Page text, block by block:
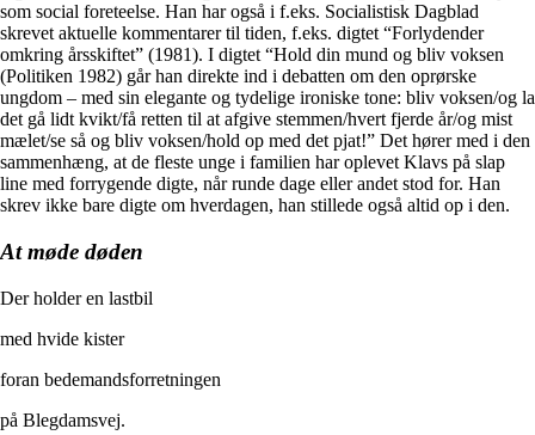
som social foreteelse. Han har også i f.eks. Socialistisk Dagblad
skrevet aktuelle kommentarer til tiden, f.eks. digtet “Forlydender
omkring årsskiftet” (1981). I digtet “Hold din mund og bliv voksen
(Politiken 1982) går han direkte ind i debatten om den oprørske
ungdom – med sin elegante og tydelige ironiske tone: bliv voksen/og la
det gå lidt kvikt/få retten til at afgive stemmen/hvert fjerde år/og mist
mælet/se så og bliv voksen/hold op med det pjat!” Det hører med i den
sammenhæng, at de fleste unge i familien har oplevet Klavs på slap
line med forrygende digte, når runde dage eller andet stod for. Han
skrev ikke bare digte om hverdagen, han stillede også altid op i den.
At møde døden
Der holder en lastbil
med hvide kister
foran bedemandsforretningen
på Blegdamsvej.